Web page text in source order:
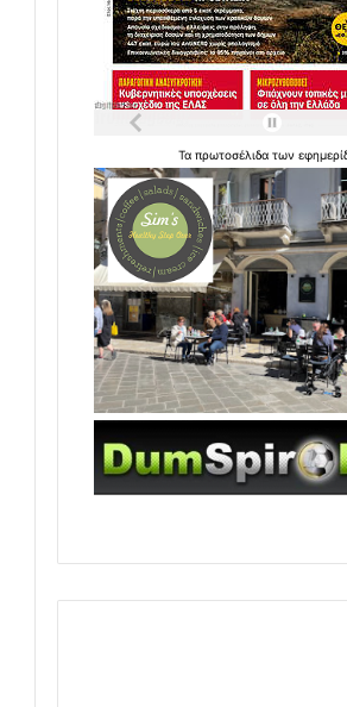
Ταπρωτοσέλιδατων